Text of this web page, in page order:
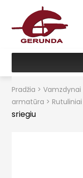
Pradžia > Vamzdynai
armatūra >
sriegiu